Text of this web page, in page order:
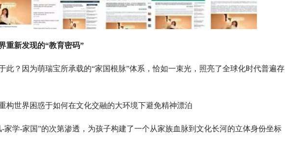
重新发现的“教育密码”
？因为萌瑞宝所承载的“家国根脉”体系，恰如一束光，照亮了全球化时代普遍存
世界困惑于如何在文化交融的大环境下避免精神漂泊
学-家国”的次第渗透，为孩子构建了一个从家族血脉到文化长河的立体身份坐标